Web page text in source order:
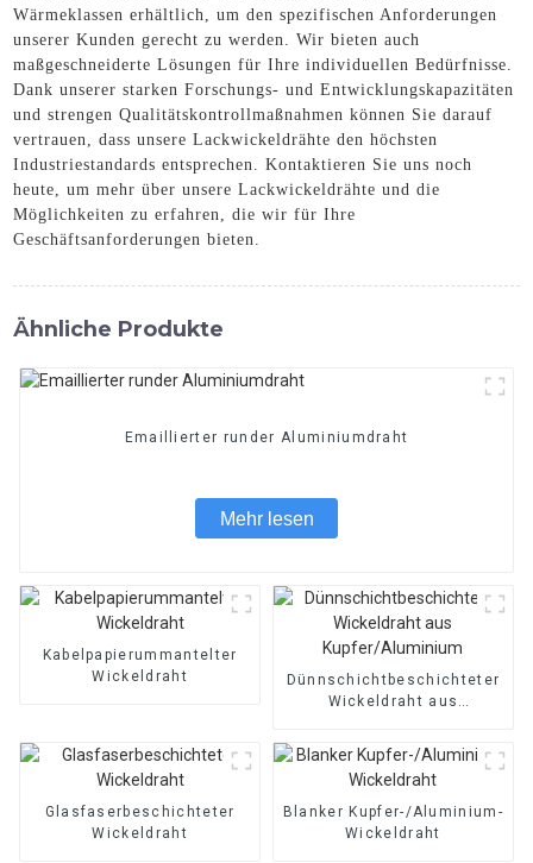
Wärmeklassen erhältlich, um den spezifischen Anforderungen
unserer Kunden gerecht zu werden. Wir bieten auch
maßgeschneiderte Lösungen für Ihre individuellen Bedürfnisse.
Dank unserer starken Forschungs- und Entwicklungskapazitäten
und strengen Qualitätskontrollmaßnahmen können Sie darauf
vertrauen, dass unsere Lackwickeldrähte den höchsten
Industriestandards entsprechen. Kontaktieren Sie uns noch
heute, um mehr über unsere Lackwickeldrähte und die
Möglichkeiten zu erfahren, die wir für Ihre
Geschäftsanforderungen bieten.
Ähnliche Produkte
Emaillierter runder Aluminiumdraht
Mehr lesen
Kabelpapierummantelter
Wickeldraht
Dünnschichtbeschichteter
Wickeldraht aus
Glasfaserbeschichteter
Wickeldraht
Blanker Kupfer-/Aluminium-
Wickeldraht